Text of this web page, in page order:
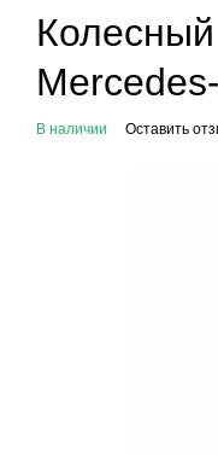
В наличии Оставить